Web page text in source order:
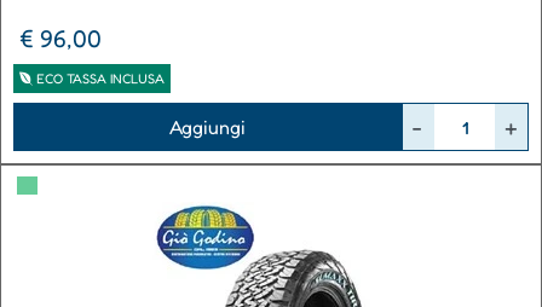
€ 96,00
ECO TASSA INCLUSA
Aggiungi
▀